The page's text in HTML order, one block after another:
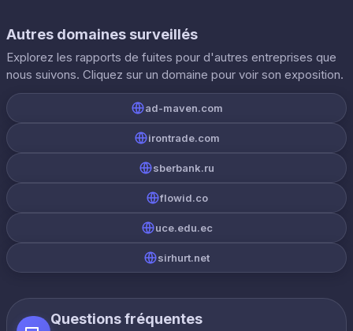
Autres domaines surveillés
Explorez les rapports de fuites pour d'autres entreprises que
nous suivons. Cliquez sur un domaine pour voir son exposition.
ad-maven.com
irontrade.com
sberbank.ru
flowid.co
uce.edu.ec
sirhurt.net
Questions fréquentes